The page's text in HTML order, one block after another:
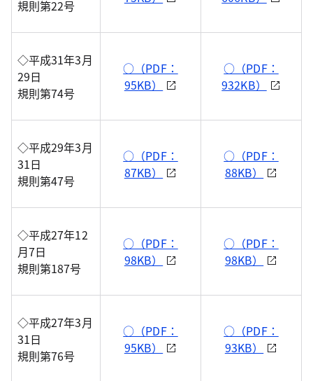
規則第22号
◇平成31年3月
29日
規則第74号
○（PDF：
95KB）
○（PDF：
932KB）
◇平成29年3月
31日
規則第47号
○（PDF：
87KB）
○（PDF：
88KB）
◇平成27年12
月7日
規則第187号
○（PDF：
98KB）
○（PDF：
98KB）
◇平成27年3月
31日
規則第76号
○（PDF：
95KB）
○（PDF：
93KB）